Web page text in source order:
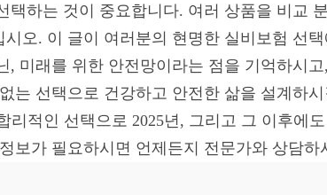
택하는 것이 중요합니다. 여러 상품을 비교
오. 이 글이 여러분의 현명한 실비보험 선
, 미래를 위한 안전망이라는 점을 기억하시
는 선택으로 건강하고 안전한 삶을 설계하
적인 선택으로 2025년, 그리고 그 이후에
보가 필요하시면 언제든지 전문가와 상담하